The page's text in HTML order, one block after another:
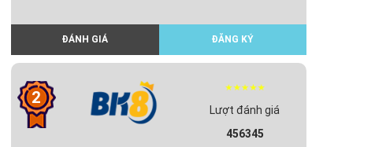
ĐÁNH GIÁ ĐĂNG KÝ
2
Lượt đánh giá
456345